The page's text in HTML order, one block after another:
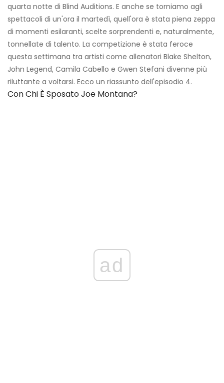
quarta notte di Blind Auditions. E anche se torniamo agli
spettacoli di un'ora il martedì, quell'ora è stata piena zeppa
di momenti esilaranti, scelte sorprendenti e, naturalmente,
tonnellate di talento. La competizione è stata feroce
questa settimana tra artisti come allenatori Blake Shelton,
John Legend, Camila Cabello e Gwen Stefani divenne più
riluttante a voltarsi. Ecco un riassunto dell'episodio 4.
Con Chi È Sposato Joe Montana?
ad